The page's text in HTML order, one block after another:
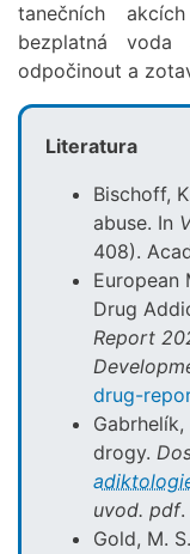
tanečních
bezplatná
odpočinout a
Literatura
Bischoff,
abuse. In
408).
European
Drug
Report
drug-
Gabrhelík,
drogy.
uvod. pdf.
Gold, M.